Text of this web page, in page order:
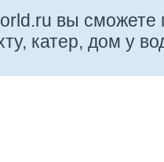
вы сможете
катер, дом у